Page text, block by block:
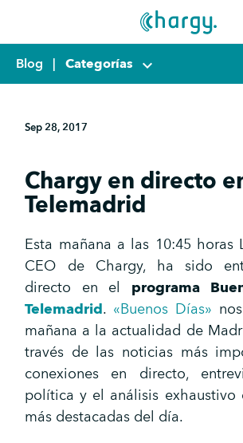
Blog | Categorías keyboard_arrow_down
Sep 28, 2017
Chargy en directo
Telemadrid
Esta mañana a las 10:45 horas
CEO de Chargy, ha sido
directo en el programa
Telemadrid. «Buenos Días»
mañana a la actualidad de
través de las noticias más
conexiones en directo,
política y el análisis exhaustivo
más destacadas del día.